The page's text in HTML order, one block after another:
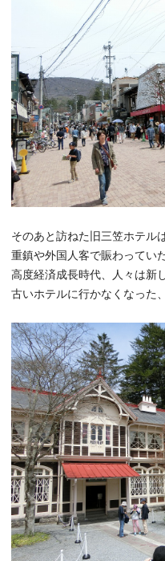
そのあと訪ねた旧三笠ホテル
重鎮や外国人客で賑わってい
高度経済成長時代、人々は新
古いホテルに行かなくなった